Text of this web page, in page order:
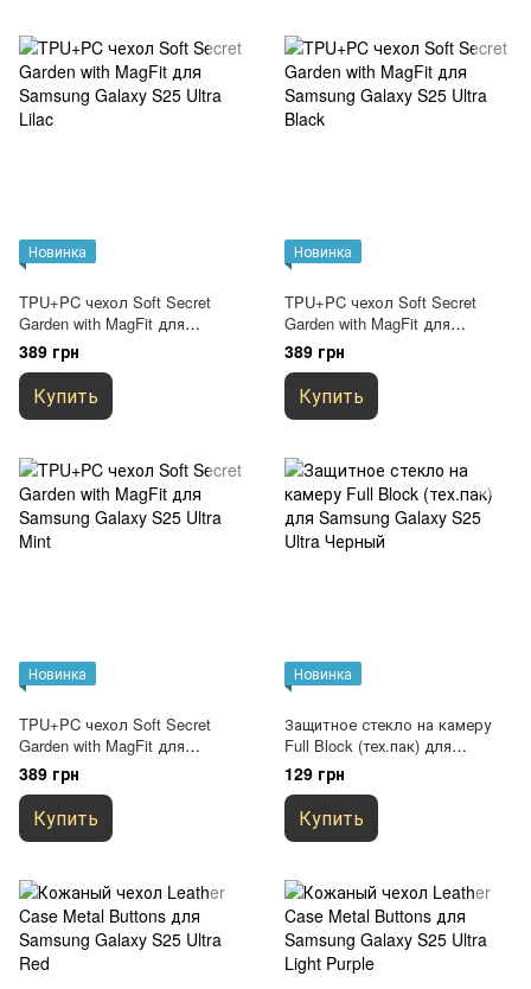
Новинка
TPU+PC чехол Soft Secret
Garden with MagFit для
Samsung Galaxy S25 Ultra Lilac
389 грн
Купить
Новинка
TPU+PC чехол Soft Secret
Garden with MagFit для
Samsung Galaxy S25 Ultra
Black
389 грн
Купить
Новинка
TPU+PC чехол Soft Secret
Garden with MagFit для
Samsung Galaxy S25 Ultra Mint
389 грн
Купить
Новинка
Защитное стекло на камеру
Full Block (тех.пак) для
Samsung Galaxy S25 Ultra
Черный
129 грн
Купить